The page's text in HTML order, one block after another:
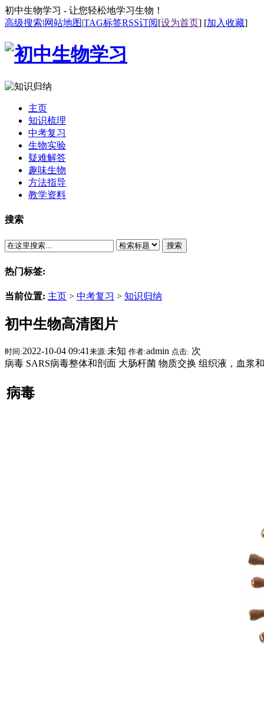
初中生物学习 - 让您轻松地学习生物！
高级搜索|网站地图|TAG标签RSS订阅[设为首页] [加入收藏]
主页
知识梳理
中考复习
生物实验
疑难解答
趣味生物
方法指导
教学资料
搜索
搜索
热门标签:
当前位置: 主页 > 中考复习 > 知识归纳
初中生物高清图片
时间:2022-10-04 09:41 来源:未知 作者:admin 点击: 次
病毒 SARS病毒整体和剖面 大肠杆菌 物质交换 组织液，血浆
病毒